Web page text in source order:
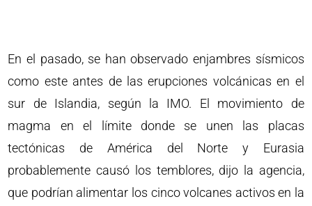
En el pasado, se han observado enjambres sísmicos
como este antes de las erupciones volcánicas en el
sur de Islandia, según la IMO. El movimiento de
magma en el límite donde se unen las placas
tectónicas de América del Norte y Eurasia
probablemente causó los temblores, dijo la agencia,
que podrían alimentar los cinco volcanes activos en la